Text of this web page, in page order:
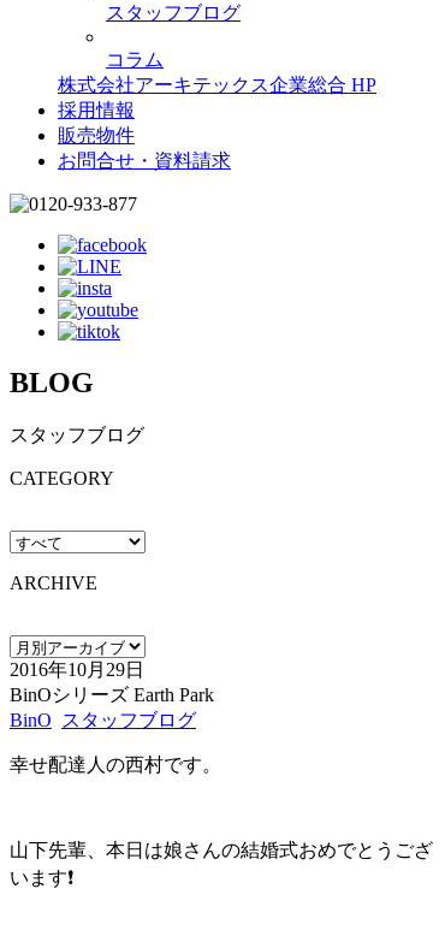
スタッフブログ
コラム
株式会社アーキテックス企業総合 HP
採用情報
販売物件
お問合せ・資料請求
BLOG
スタッフブログ
CATEGORY
ARCHIVE
2016年10月29日
BinOシリーズ Earth Park
BinO
スタッフブログ
幸せ配達人の西村です。
山下先輩、本日は娘さんの結婚式おめでとうござ
います❗️